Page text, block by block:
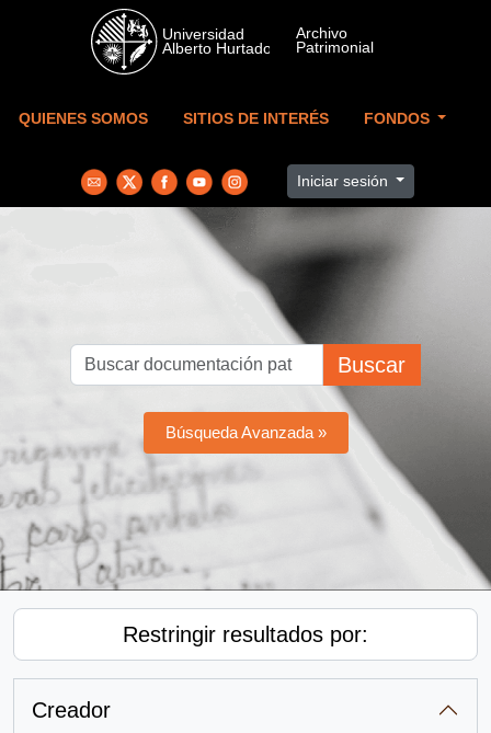
Skip to main content
QUIENES SOMOS SITIOS DE INTERÉS FONDOS
Iniciar sesión
Buscar
Búsqueda Avanzada »
Restringir resultados por:
Creador